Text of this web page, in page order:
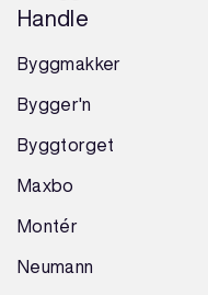
Handle
Byggmakker
Bygger'n
Byggtorget
Maxbo
Montér
Neumann